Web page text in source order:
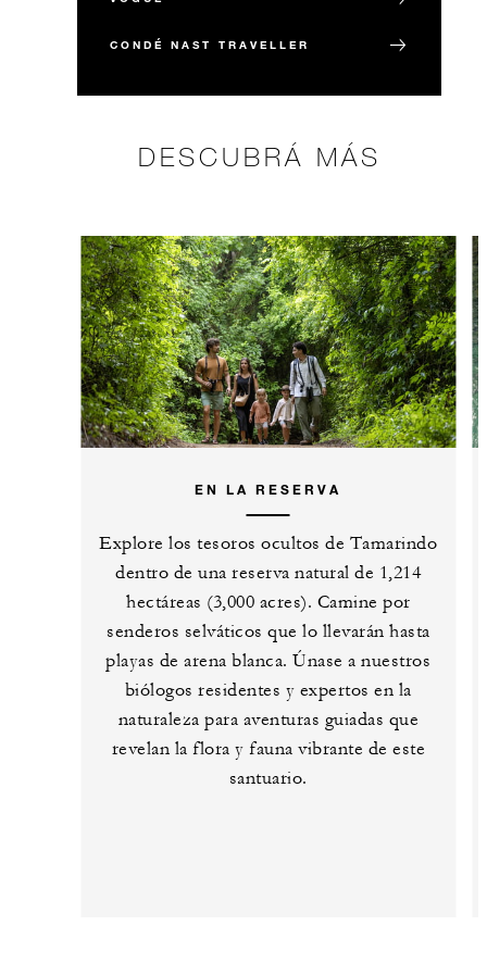
CONDÉ NAST TRAVELLER
DESCUBRÁ MÁS
EN LA RESERVA
Explore los tesoros ocultos de Tamarindo
dentro de una reserva natural de 1,214
hectáreas (3,000 acres). Camine por
senderos selváticos que lo llevarán hasta
playas de arena blanca. Únase a nuestros
biólogos residentes y expertos en la
naturaleza para aventuras guiadas que
revelan la flora y fauna vibrante de este
santuario.